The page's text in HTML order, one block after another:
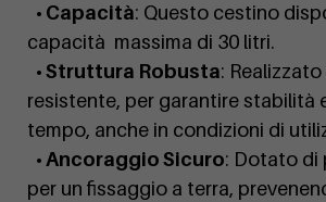
• Capacità: Questo cestino
capacità massima di 30 litri.
• Struttura Robusta:
resistente, per garantire stabilità
tempo, anche in condizioni di
• Ancoraggio Sicuro: Dotato di
per un fissaggio a terra,